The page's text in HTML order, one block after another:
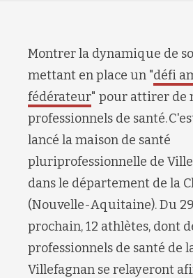
Montrer la dynamique de
mettant en place un "défi
fédérateur" pour attirer de
professionnels de santé.
lancé la maison de santé
pluriprofessionnelle de
dans le département de la
(Nouvelle-Aquitaine). Du
prochain, 12 athlètes, dont
professionnels de santé de
Villefagnan se relayeront